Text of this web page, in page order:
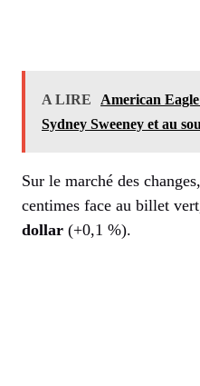
A LIRE
American
Sydney Sweeney et au
Sur le marché des
centimes face au billet
dollar (+0,1 %).